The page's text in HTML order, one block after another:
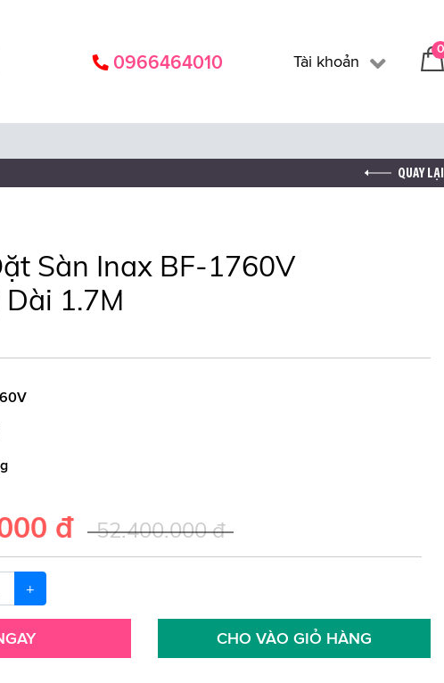
0966464010
Tài khoản
0
QUAY LẠI
Sàn Inax BF-1760V
1.7M
đ 52.400.000 đ
+
CHO VÀO GIỎ HÀNG